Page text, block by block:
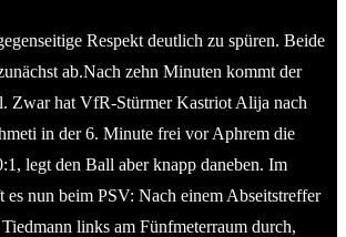
Respekt deutlich zu spüren. Beide
ab.Nach zehn Minuten kommt der
Zwar hat VfR-Stürmer Kastriot Alija nach
in der 6. Minute frei vor Aphrem die
legt den Ball aber knapp daneben. Im
nun beim PSV: Nach einem Abseitstreffer
links am Fünfmeterraum durch,